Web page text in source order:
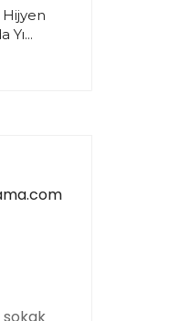
Hijyen
Yı...
sokak